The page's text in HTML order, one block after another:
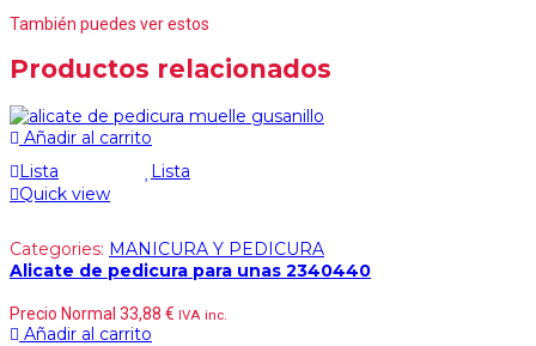
También puedes ver estos
Productos relacionados
Añadir al carrito
Lista
Lista
Quick view
Categories: MANICURA Y PEDICURA
Alicate de pedicura para unas 2340440
Precio Normal 33,88 € IVA inc.
Añadir al carrito